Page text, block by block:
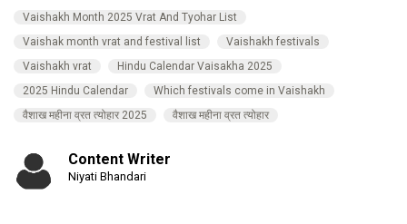
Vaishakh Month 2025 Vrat And Tyohar List
Vaishak month vrat and festival list
Vaishakh festivals
Vaishakh vrat
Hindu Calendar Vaisakha 2025
2025 Hindu Calendar
Which festivals come in Vaishakh
वैशाख महीना व्रत त्योहार 2025
वैशाख महीना व्रत त्योहार
Content Writer
Niyati Bhandari